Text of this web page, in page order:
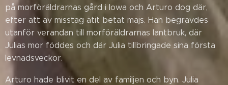
på morföräldrarnas gård i Iowa och Arturo dog där,
efter att av misstag ätit betat majs. Han begravdes
utanför verandan till morföräldrarnas lantbruk, där
Julias mor föddes och där Julia tillbringade sina första
levnadsveckor.
Arturo hade blivit en del av familjen och byn. Julia